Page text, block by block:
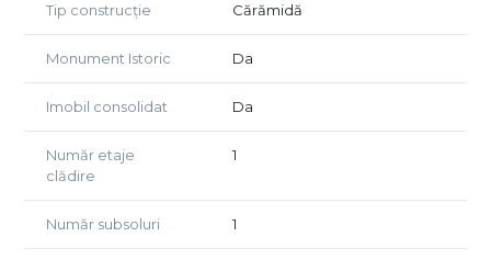
Tip construcție Cărămidă
Monument Istoric Da
Imobil consolidat Da
Număr etaje
clădire
1
Număr subsoluri 1